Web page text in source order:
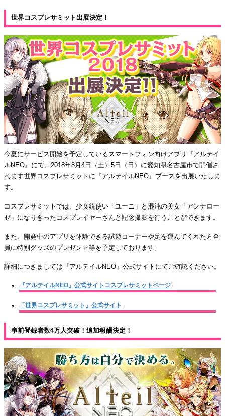
世界コスプレサミット出展決定！
今夏にサービス開始を予定しているスマートフォン向けアプリ『アルテイ
ルNEO』にて、2018年8月4日（土）5日（日）に愛知県名古屋市で開催さ
れます世界コスプレサミットに『アルテイルNEO』ブースを出展いたしま
す。
コスプレサミットでは、少女銃使い「ユーニ」と混沌の美女「アンナロー
ゼ」になりきったコスプレイヤーさんと記念撮影を行うことができます。
また、開発中のアプリを体験できる試遊コーナーや足を運んでくれた方全
員に特別グッズのプレゼント等を予定しております。
詳細につきましては『アルテイルNEO』公式サイトにてご確認ください。
『アルテイルNEO』公式サイトコスプレサミットページ
「世界コスプレサミット」公式サイト
事前登録者数4万人突破！追加報酬決定！